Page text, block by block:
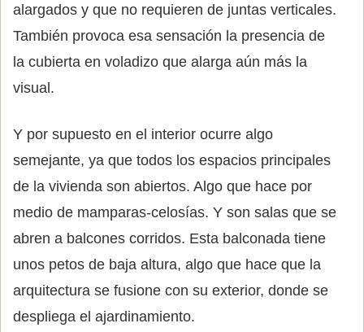
alargados y que no requieren de juntas verticales.
También provoca esa sensación la presencia de
la cubierta en voladizo que alarga aún más la
visual.
Y por supuesto en el interior ocurre algo
semejante, ya que todos los espacios principales
de la vivienda son abiertos. Algo que hace por
medio de mamparas-celosías. Y son salas que se
abren a balcones corridos. Esta balconada tiene
unos petos de baja altura, algo que hace que la
arquitectura se fusione con su exterior, donde se
despliega el ajardinamiento.